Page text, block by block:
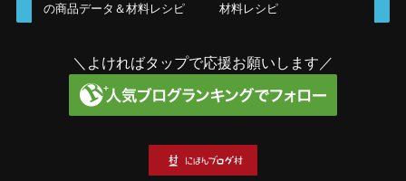
の商品データ＆材料レシピ
材料レシピ
＼よければタップで応援お願いします／